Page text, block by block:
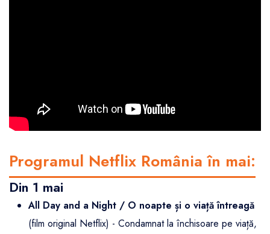
Programul Netflix România în mai:
Din 1 mai
All Day and a Night / O noapte și o viață întreagă
(film original Netflix) - Condamnat la închisoare pe viață,